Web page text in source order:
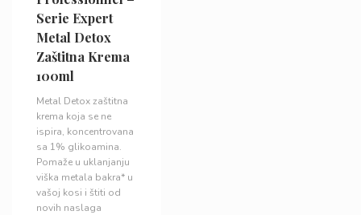
Serie Expert
Metal Detox
Zaštitna Krema
100ml
Metal Detox zaštitna
krema koja se ne
ispira, koncentrovana
sa 1% glikoamina.
Pomaže u uklanjanju
viška metala bakra* u
vašoj kosi i štiti od
novih naslaga